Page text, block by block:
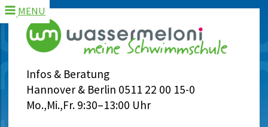
Infos & Beratung
Hannover & Berlin 0511 22 00 15-0
Mo.,Mi.,Fr. 9:30–13:00 Uhr
MENU